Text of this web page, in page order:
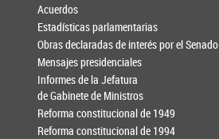
Acuerdos
Estadísticas parlamentarias
Obras declaradas de interés por el Senado
Mensajes presidenciales
Informes de la Jefatura
de Gabinete de Ministros
Reforma constitucional de 1949
Reforma constitucional de 1994